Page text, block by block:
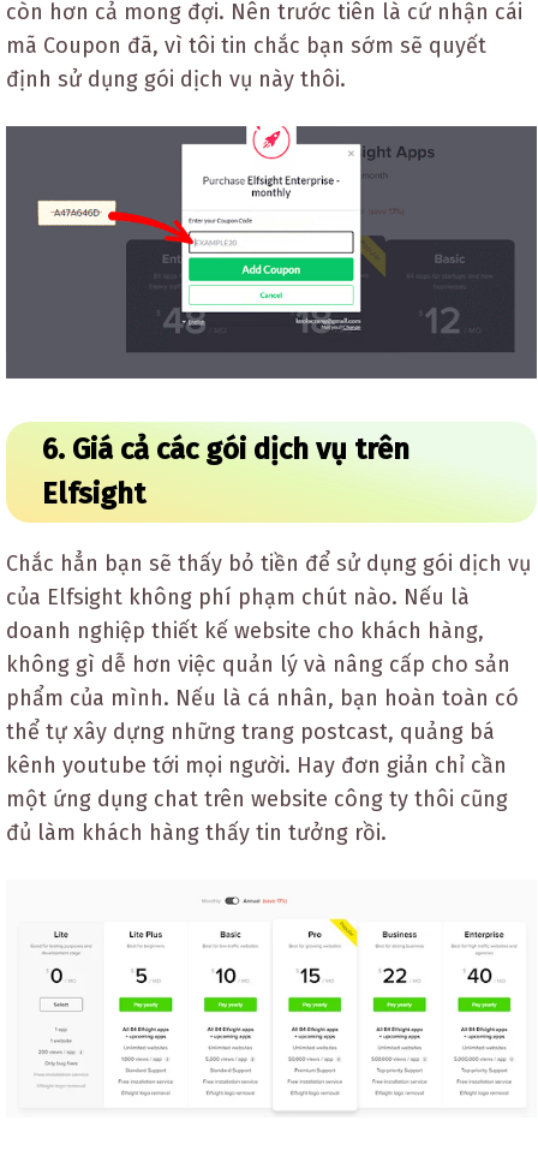
còn hơn cả mong đợi. Nên trước tiên là cứ nhận cái
mã Coupon đã, vì tôi tin chắc bạn sớm sẽ quyết
định sử dụng gói dịch vụ này thôi.
6. Giá cả các gói dịch vụ trên
Elfsight
Chắc hẳn bạn sẽ thấy bỏ tiền để sử dụng gói dịch vụ
của Elfsight không phí phạm chút nào. Nếu là
doanh nghiệp thiết kế website cho khách hàng,
không gì dễ hơn việc quản lý và nâng cấp cho sản
phẩm của mình. Nếu là cá nhân, bạn hoàn toàn có
thể tự xây dựng những trang postcast, quảng bá
kênh youtube tới mọi người. Hay đơn giản chỉ cần
một ứng dụng chat trên website công ty thôi cũng
đủ làm khách hàng thấy tin tưởng rồi.